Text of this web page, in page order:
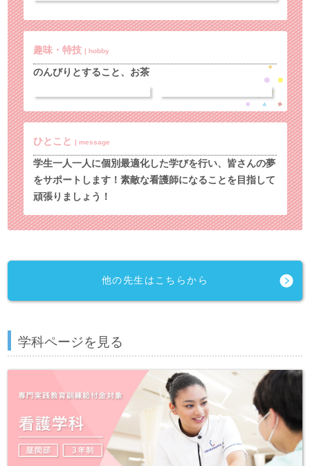
趣味・特技 | hobby
のんびりとすること、お茶
ひとこと | message
学生一人一人に個別最適化した学びを行い、皆さんの夢
をサポートします！素敵な看護師になることを目指して
頑張りましょう！
他の先生はこちらから
学科ページを見る